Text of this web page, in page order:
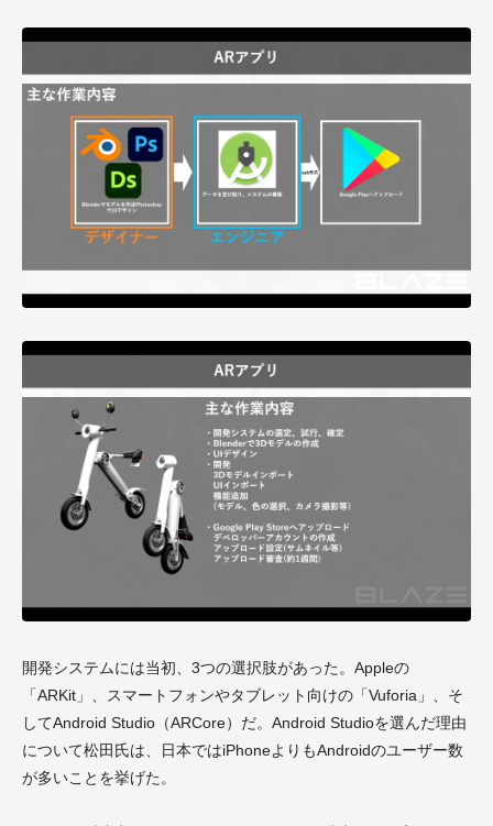
開発システムには当初、3つの選択肢があった。Appleの
「ARKit」、スマートフォンやタブレット向けの「Vuforia」、そ
してAndroid Studio（ARCore）だ。Android Studioを選んだ理由
について松田氏は、日本ではiPhoneよりもAndroidのユーザー数
が多いことを挙げた。